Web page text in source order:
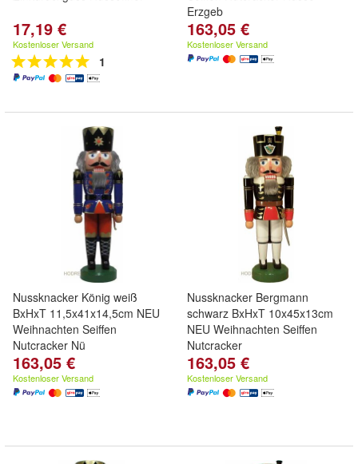
17,19 €
Kostenloser Versand
1
Erzgeb
163,05 €
Kostenloser Versand
Nussknacker König weiß
BxHxT 11,5x41x14,5cm NEU
Weihnachten Seiffen
Nutcracker Nü
163,05 €
Kostenloser Versand
Nussknacker Bergmann
schwarz BxHxT 10x45x13cm
NEU Weihnachten Seiffen
Nutcracker
163,05 €
Kostenloser Versand